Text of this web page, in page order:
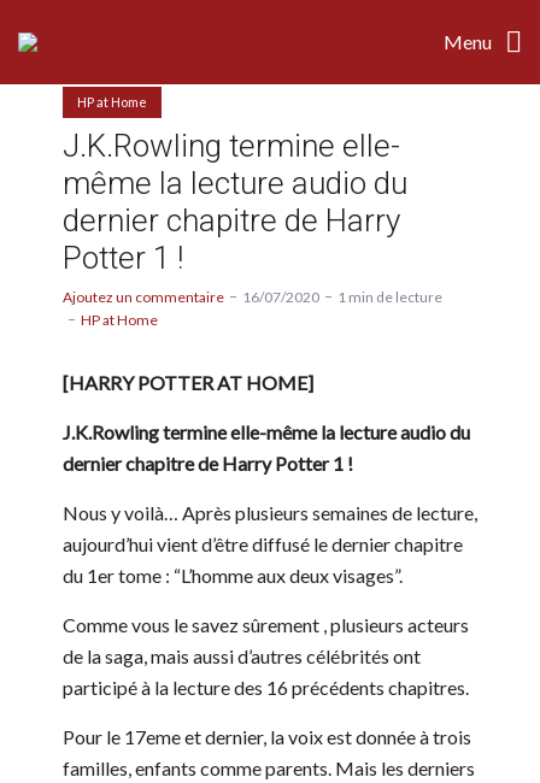
Menu
HP at Home
J.K.Rowling termine elle-
même la lecture audio du
dernier chapitre de Harry
Potter 1 !
Ajoutez un commentaire 16/07/2020
1 min de lecture
HP at Home
[HARRY POTTER AT HOME]
J.K.Rowling termine elle-même la lecture audio du
dernier chapitre de Harry Potter 1 !
Nous y voilà… Après plusieurs semaines de lecture,
aujourd’hui vient d’être diffusé le dernier chapitre
du 1er tome : “L’homme aux deux visages”.
Comme vous le savez sûrement , plusieurs acteurs
de la saga, mais aussi d’autres célébrités ont
participé à la lecture des 16 précédents chapitres.
Pour le 17eme et dernier, la voix est donnée à trois
familles, enfants comme parents. Mais les derniers